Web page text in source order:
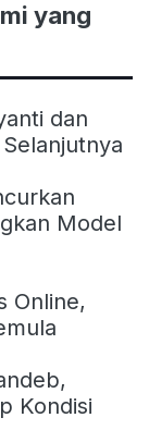
yang
dan
Model
Online,
Kondisi